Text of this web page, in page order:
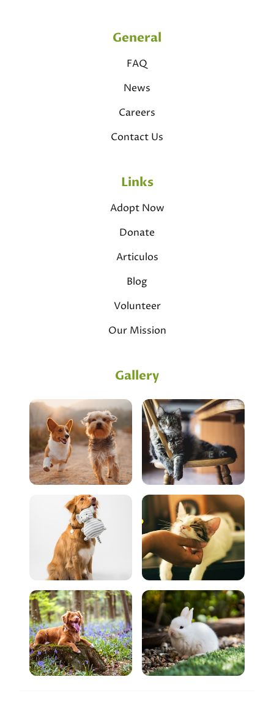
General
FAQ
News
Careers
Contact Us
Links
Adopt Now
Donate
Articulos
Blog
Volunteer
Our Mission
Gallery